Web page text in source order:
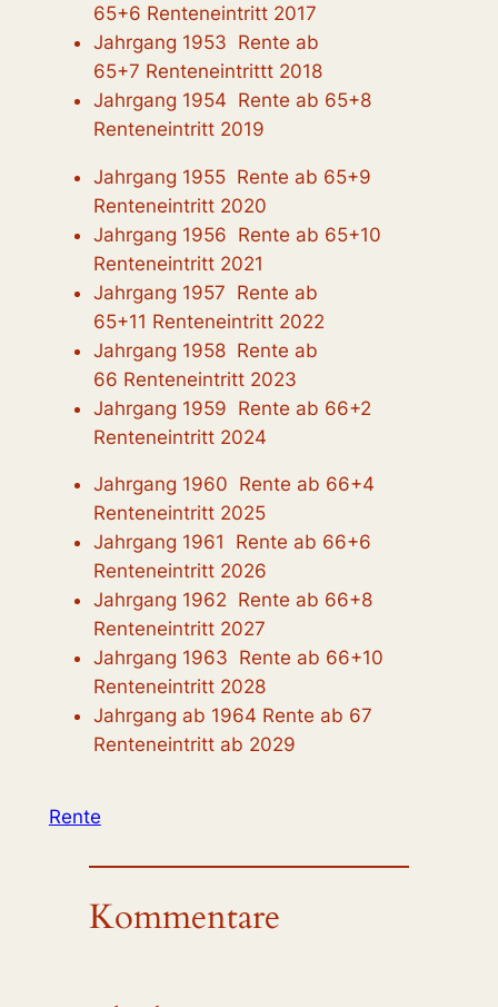
65+6 Renteneintritt 2017
Jahrgang 1953 Rente ab
65+7 Renteneintrittt 2018
Jahrgang 1954 Rente ab 65+8
Renteneintritt 2019
Jahrgang 1955 Rente ab 65+9
Renteneintritt 2020
Jahrgang 1956 Rente ab 65+10
Renteneintritt 2021
Jahrgang 1957 Rente ab
65+11 Renteneintritt 2022
Jahrgang 1958 Rente ab
66 Renteneintritt 2023
Jahrgang 1959 Rente ab 66+2
Renteneintritt 2024
Jahrgang 1960 Rente ab 66+4
Renteneintritt 2025
Jahrgang 1961 Rente ab 66+6
Renteneintritt 2026
Jahrgang 1962 Rente ab 66+8
Renteneintritt 2027
Jahrgang 1963 Rente ab 66+10
Renteneintritt 2028
Jahrgang ab 1964 Rente ab 67
Renteneintritt ab 2029
Rente
Kommentare